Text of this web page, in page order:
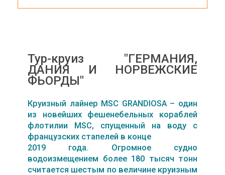
Тур-круиз "ГЕРМАНИЯ,
ДАНИЯ И НОРВЕЖСКИЕ
ФЬОРДЫ"
Круизный лайнер MSC GRANDIOSA – один
из новейших фешенебельных кораблей
флотилии MSC, спущенный на воду с
французских стапелей в конце
2019 года. Огромное судно
водоизмещением более 180 тысяч тонн
считается шестым по величине круизным